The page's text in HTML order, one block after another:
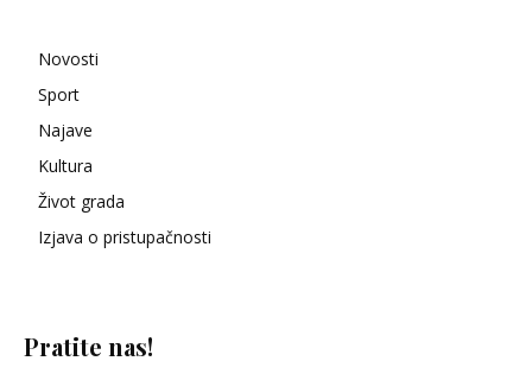
Novosti
Sport
Najave
Kultura
Život grada
Izjava o pristupačnosti
Pratite nas!